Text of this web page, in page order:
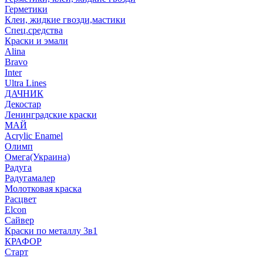
Герметики
Клеи, жидкие гвозди,мастики
Спец.средства
Краски и эмали
Alina
Bravo
Inter
Ultra Lines
ДАЧНИК
Декостар
Ленинградские краски
МАЙ
Acrylic Enamel
Олимп
Омега(Украина)
Радуга
Радугамалер
Молотковая краска
Расцвет
Elcon
Сайвер
Краски по металлу 3в1
КРАФОР
Старт